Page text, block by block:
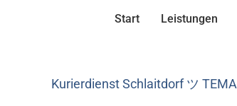
Start Leistungen
Kurierdienst Schlaitdorf ツ